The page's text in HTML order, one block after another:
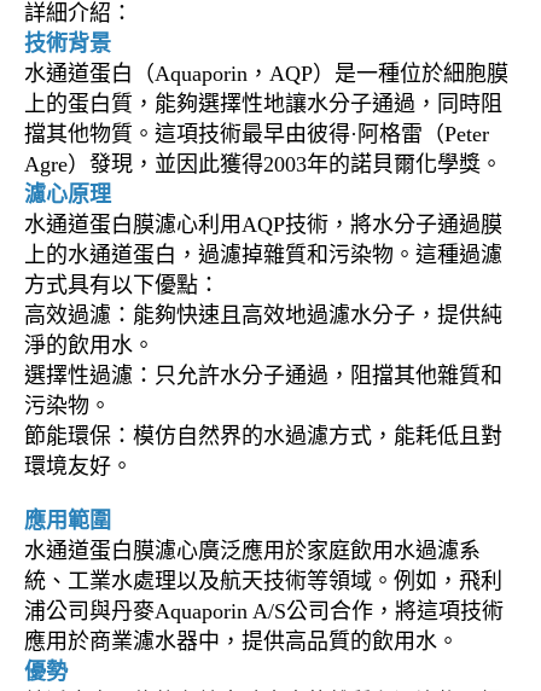
詳細介紹：
技術背景
水通道蛋白（Aquaporin，AQP）是一種位於細胞膜
上的蛋白質，能夠選擇性地讓水分子通過，同時阻
擋其他物質。這項技術最早由彼得·阿格雷（Peter
Agre）發現，並因此獲得2003年的諾貝爾化學獎。
濾心原理
水通道蛋白膜濾心利用AQP技術，將水分子通過膜
上的水通道蛋白，過濾掉雜質和污染物。這種過濾
方式具有以下優點：
高效過濾：能夠快速且高效地過濾水分子，提供純
淨的飲用水。
選擇性過濾：只允許水分子通過，阻擋其他雜質和
污染物。
節能環保：模仿自然界的水過濾方式，能耗低且對
環境友好。
應用範圍
水通道蛋白膜濾心廣泛應用於家庭飲用水過濾系
統、工業水處理以及航天技術等領域。例如，飛利
浦公司與丹麥Aquaporin A/S公司合作，將這項技術
應用於商業濾水器中，提供高品質的飲用水。
優勢